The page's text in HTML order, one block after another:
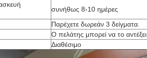
συνήθως 8-10 ημέρες
Παρέχετε δωρεάν 3 δείγματα.
Ο πελάτης μπορεί να το αντέξει.
Διαθέσιμο